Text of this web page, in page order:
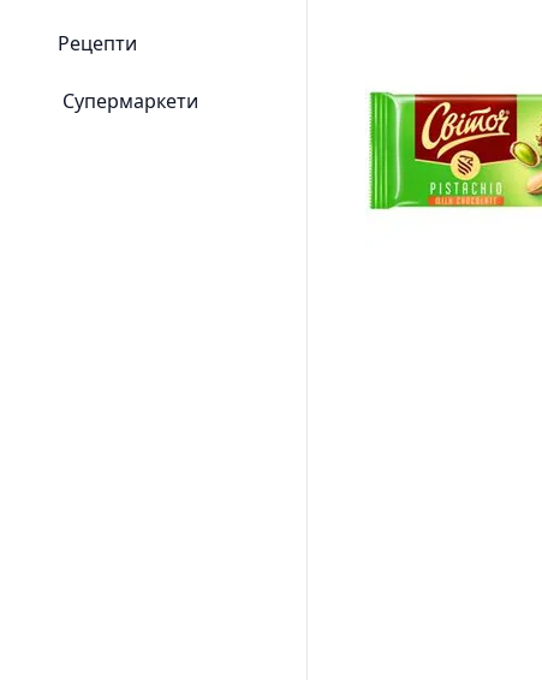
Рецепти
Супермаркети